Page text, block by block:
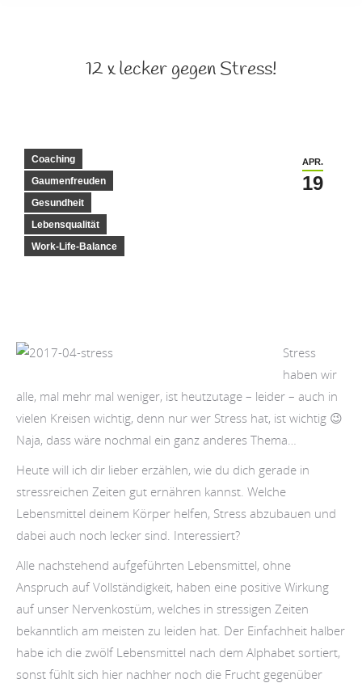
12 x lecker gegen Stress!
APR.
19
Coaching
Gaumenfreuden
Gesundheit
Lebensqualität
Work-Life-Balance
Stress
haben wir
alle, mal mehr mal weniger, ist heutzutage – leider – auch in
vielen Kreisen wichtig, denn nur wer Stress hat, ist wichtig 😉
Naja, dass wäre nochmal ein ganz anderes Thema…
Heute will ich dir lieber erzählen, wie du dich gerade in
stressreichen Zeiten gut ernähren kannst. Welche
Lebensmittel deinem Körper helfen, Stress abzubauen und
dabei auch noch lecker sind. Interessiert?
Alle nachstehend aufgeführten Lebensmittel, ohne
Anspruch auf Vollständigkeit, haben eine positive Wirkung
auf unser Nervenkostüm, welches in stressigen Zeiten
bekanntlich am meisten zu leiden hat. Der Einfachheit halber
habe ich die zwölf Lebensmittel nach dem Alphabet sortiert,
sonst fühlt sich hier nachher noch die Frucht gegenüber